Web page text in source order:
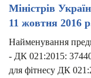
Міністрів
11 жовтня 2016
Найменування
- ДК 021:2015:
для фітнесу ДК